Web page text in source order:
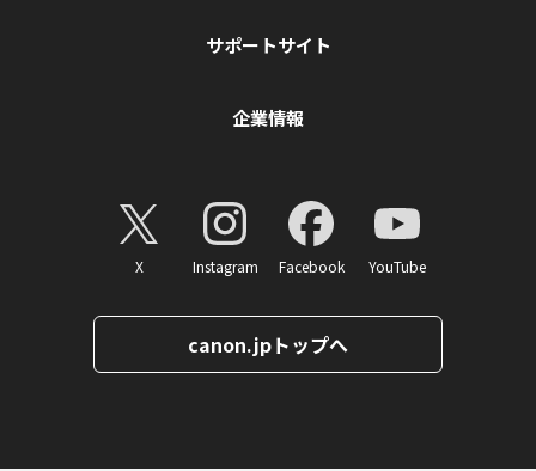
サポートサイト
企業情報
X Instagram Facebook YouTube
canon.jpトップへ